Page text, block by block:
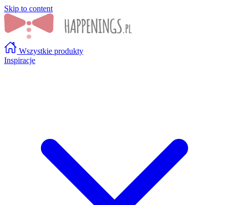
Skip to content
Wszystkie produkty
Inspiracje